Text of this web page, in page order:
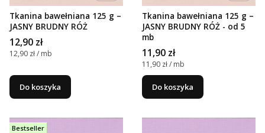
Tkanina bawełniana 125 g –
JASNY BRUDNY RÓŻ
Cena
12,90 zł
Cena jednostkowa
12,90 zł / mb
Do koszyka
Tkanina bawełniana 125 g –
JASNY BRUDNY RÓŻ - od 5
mb
Cena
11,90 zł
Cena jednostkowa
11,90 zł / mb
Do koszyka
Bestseller